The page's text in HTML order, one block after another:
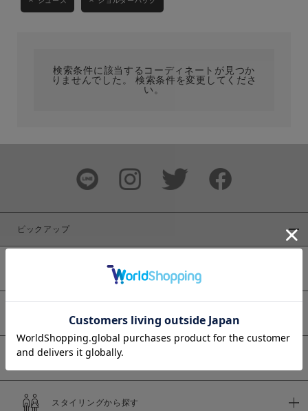
ブランド
検索条件に該当するコーディネートが見つか
りませんでした。 検索条件を変更してくださ
い。
ピックアップ
予約商品
スタイリングから探す